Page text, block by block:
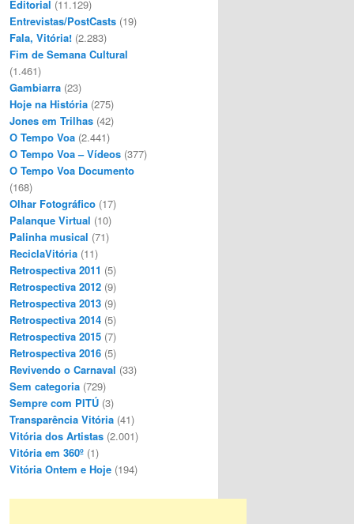
Editorial (11.129)
Entrevistas/PostCasts (19)
Fala, Vitória! (2.283)
Fim de Semana Cultural
(1.461)
Gambiarra (23)
Hoje na História (275)
Jones em Trilhas (42)
O Tempo Voa (2.441)
O Tempo Voa – Vídeos (377)
O Tempo Voa Documento
(168)
Olhar Fotográfico (17)
Palanque Virtual (10)
Palinha musical (71)
ReciclaVitória (11)
Retrospectiva 2011 (5)
Retrospectiva 2012 (9)
Retrospectiva 2013 (9)
Retrospectiva 2014 (5)
Retrospectiva 2015 (7)
Retrospectiva 2016 (5)
Revivendo o Carnaval (33)
Sem categoria (729)
Sempre com PITÚ (3)
Transparência Vitória (41)
Vitória dos Artistas (2.001)
Vitória em 360º (1)
Vitória Ontem e Hoje (194)